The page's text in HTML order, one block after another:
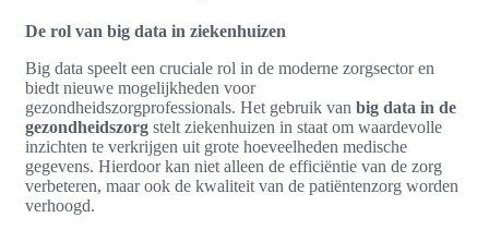
De rol van big data in ziekenhuizen
Big data speelt een cruciale rol in de moderne zorgsector en
biedt nieuwe mogelijkheden voor
gezondheidszorgprofessionals. Het gebruik van big data in de
gezondheidszorg stelt ziekenhuizen in staat om waardevolle
inzichten te verkrijgen uit grote hoeveelheden medische
gegevens. Hierdoor kan niet alleen de efficiëntie van de zorg
verbeteren, maar ook de kwaliteit van de patiëntenzorg worden
verhoogd.